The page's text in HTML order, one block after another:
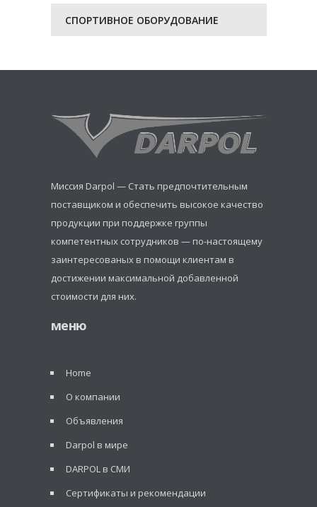
СПОРТИВНОЕ ОБОРУДОВАНИЕ
Миссия Darpol — Стать предпочтительным
поставщиком и обеспечить высокое качество
продукции при поддержке группы
компетентных сотрудников — по-настоящему
заинтересованых в помощи клиентам в
достижении максимальной добавленной
стоимости для них.
меню
Home
О компании
Объявления
Darpol в мире
DARPOL в СМИ
Сертификаты и рекомендации